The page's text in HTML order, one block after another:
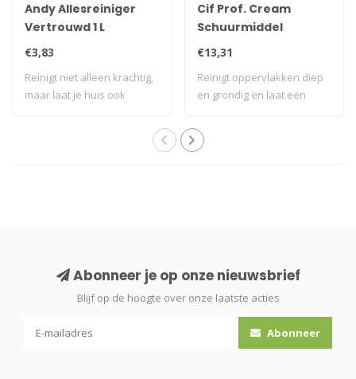
Andy Allesreiniger
Vertrouwd 1 L
€3,83
Reinigt niet alleen krachtig,
maar laat je huis ook
Cif Prof. Cream
Schuurmiddel
Citroen 2 L
€13,31
Reinigt oppervlakken diep
en grondig en laat een
Abonneer je op onze nieuwsbrief
Blijf op de hoogte over onze laatste acties
Abonneer